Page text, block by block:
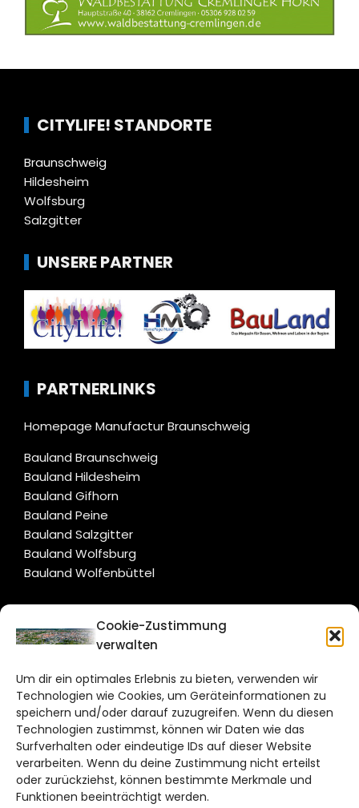
Cookie-Zustimmung
verwalten
Um dir ein optimales Erlebnis zu bieten, verwenden wir
Technologien wie Cookies, um Geräteinformationen zu
speichern und/oder darauf zuzugreifen. Wenn du diesen
Technologien zustimmst, können wir Daten wie das
Surfverhalten oder eindeutige IDs auf dieser Website
verarbeiten. Wenn du deine Zustimmung nicht erteilst
oder zurückziehst, können bestimmte Merkmale und
Funktionen beeinträchtigt werden.
CITYLIFE! STANDORTE
Braunschweig
Hildesheim
Wolfsburg
Salzgitter
UNSERE PARTNER
PARTNERLINKS
Homepage Manufactur Braunschweig
Bauland Braunschweig
Bauland Hildesheim
Bauland Gifhorn
Bauland Peine
Bauland Salzgitter
Bauland Wolfsburg
Bauland Wolfenbüttel
CITYLIFE!
Bruchtorwall 12
38100 Braunschweig
Telefon: 0531 387220 – 65
DAS STADTMAGAZIN FÜR
BRAUNSCHWEIG